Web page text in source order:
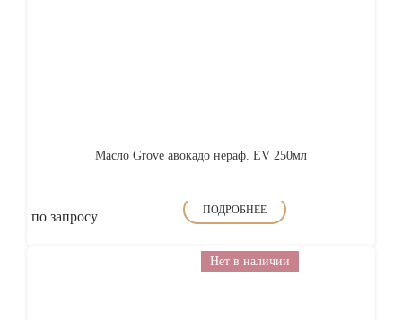
Масло Grove авокадо нераф. EV 250мл
по запросу ПОДРОБНЕЕ
Нет в наличии